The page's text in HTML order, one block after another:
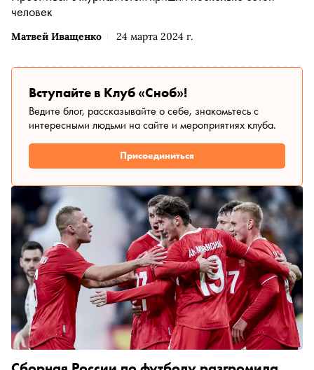
Матвей Иващенко 24 марта 2024 г.
человек
Вступайте в Клуб «Сноб»!
Ведите блог, рассказывайте о себе, знакомьтесь с
интересными людьми на сайте и мероприятиях клуба.
Присоединиться